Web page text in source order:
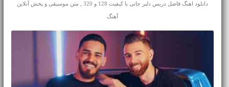
دانلود اهنگ فاضل دریس دلبر جانی با کیفیت 128 و 320 , متن موسیقی و پخش آنلاین
آهنگ